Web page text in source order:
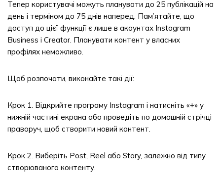
Тепер користувачі можуть планувати до 25 публікацій на
день і терміном до 75 днів наперед. Пам’ятайте, що
доступ до цієї функції є лише в акаунтах Instagram
Business і Creator. Планувати контент у власних
профілях неможливо.
Щоб розпочати, виконайте такі дії:
Крок 1. Відкрийте програму Instagram і натисніть «+» у
нижній частині екрана або проведіть по домашній стрічці
праворуч, щоб створити новий контент.
Крок 2. Виберіть Post, Reel або Story, залежно від типу
створюваного контенту.